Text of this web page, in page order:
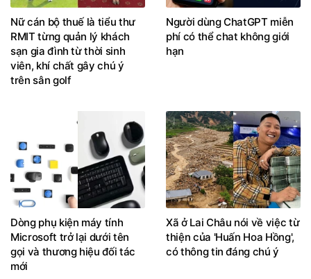
Nữ cán bộ thuế là tiểu thư
RMIT từng quản lý khách
sạn gia đình từ thời sinh
viên, khí chất gây chú ý
trên sân golf
Người dùng ChatGPT miễn
phí có thể chat không giới
hạn
Dòng phụ kiện máy tính
Microsoft trở lại dưới tên
gọi và thương hiệu đối tác
mới
Xã ở Lai Châu nói về việc từ
thiện của 'Huấn Hoa Hồng',
có thông tin đáng chú ý